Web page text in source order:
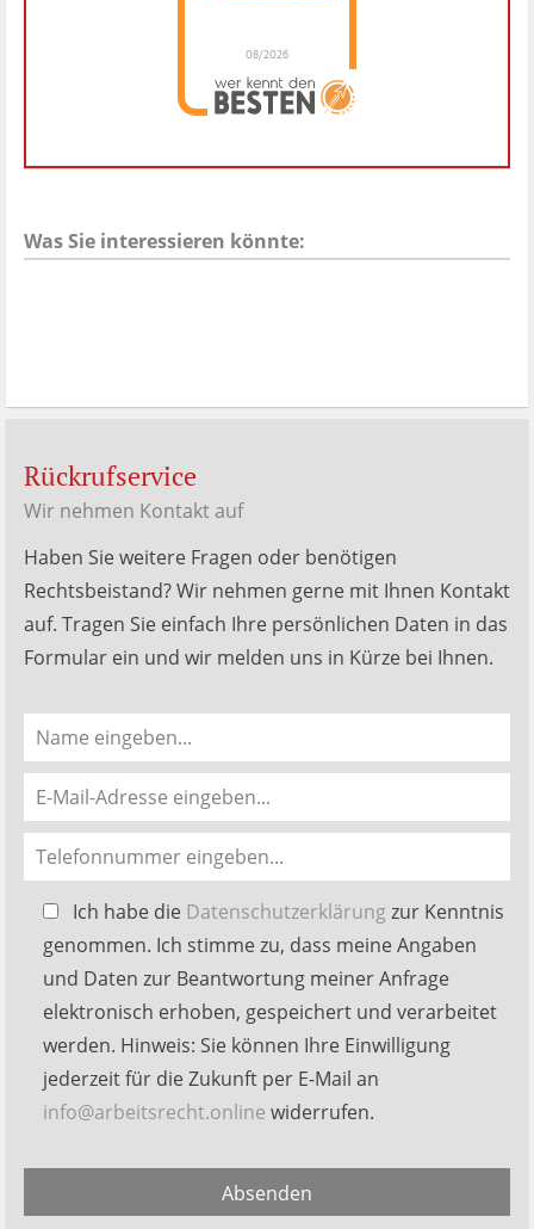
08/2026
Dr. Hubert Menken
hat4.88 von5
MenkenBewertungen
Was Sie interessieren könnte:
Rückrufservice
Wir nehmen Kontakt auf
Haben Sie weitere Fragen oder benötigen
Rechtsbeistand? Wir nehmen gerne mit Ihnen Kontakt
auf. Tragen Sie einfach Ihre persönlichen Daten in das
Formular ein und wir melden uns in Kürze bei Ihnen.
Bitte
lasse
dieses
Feld
leer.
Ich habe die Datenschutzerklärungzur Kenntnis
genommen. Ich stimme zu, dass meine Angaben
und Daten zur Beantwortung meiner Anfrage
elektronisch erhoben, gespeichert und verarbeitet
werden. Hinweis: Sie können Ihre Einwilligung
jederzeit für die Zukunft per E-Mail an
info@arbeitsrecht.online widerrufen.
Absenden